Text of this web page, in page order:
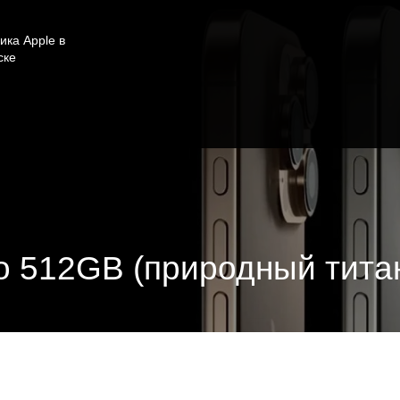
Apple в
512GB (природный